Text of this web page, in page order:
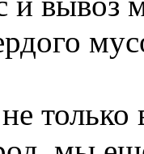
только